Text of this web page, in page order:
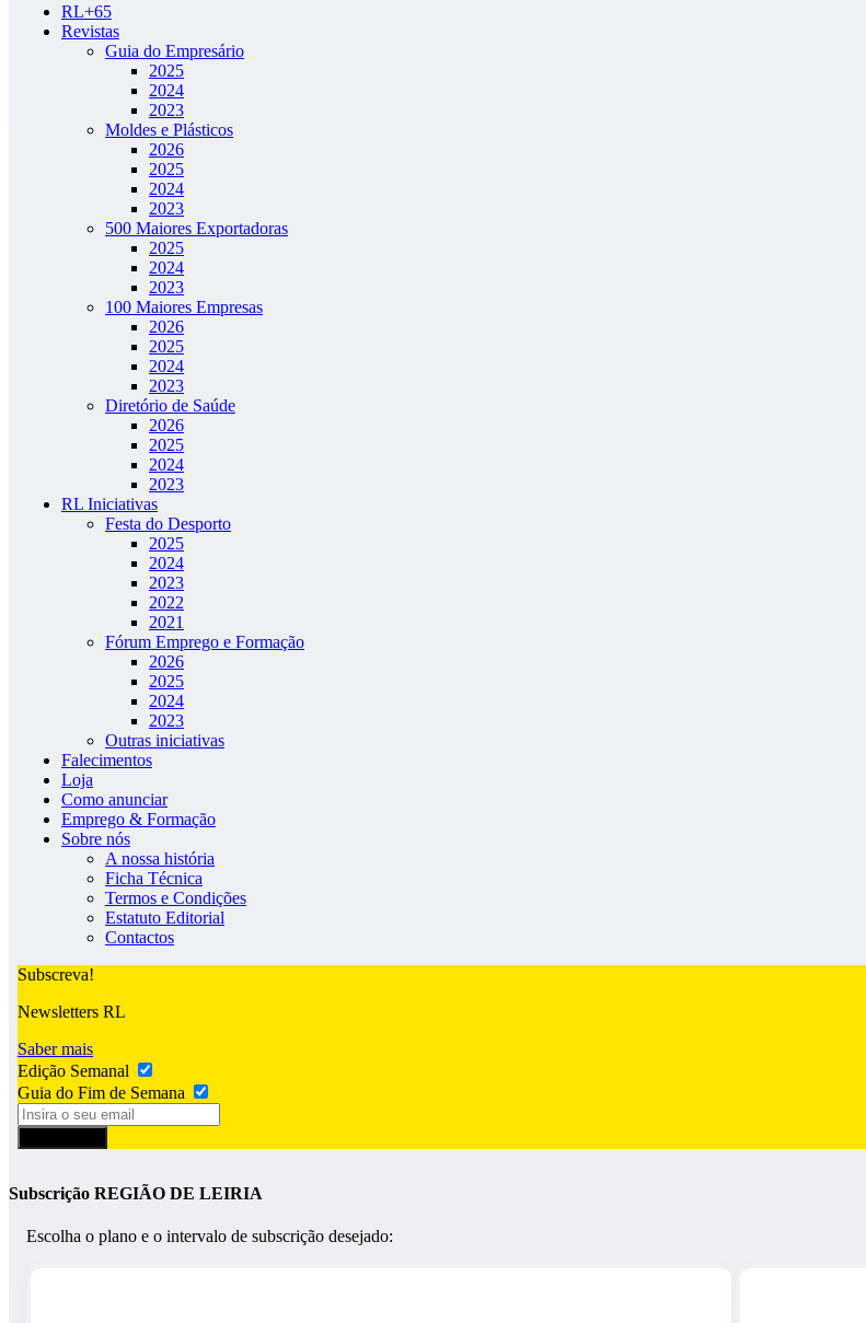
RL+65
Revistas
Guia do Empresário
2025
2024
2023
Moldes e Plásticos
2026
2025
2024
2023
500 Maiores Exportadoras
2025
2024
2023
100 Maiores Empresas
2026
2025
2024
2023
Diretório de Saúde
2026
2025
2024
2023
RL Iniciativas
Festa do Desporto
2025
2024
2023
2022
2021
Fórum Emprego e Formação
2026
2025
2024
2023
Outras iniciativas
Falecimentos
Loja
Como anunciar
Emprego & Formação
Sobre nós
A nossa história
Ficha Técnica
Termos e Condições
Estatuto Editorial
Contactos
Subscreva!
Newsletters RL
Saber mais
Edição Semanal
Guia do Fim de Semana
Subscrição REGIÃO DE LEIRIA
Escolha o plano e o intervalo de subscrição desejado: